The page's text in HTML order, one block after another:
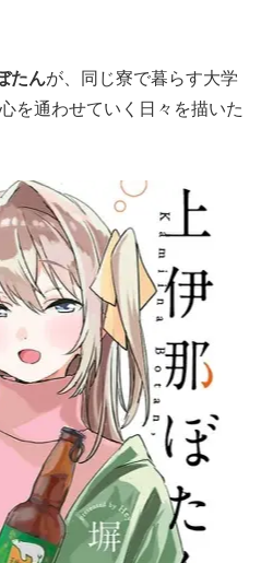
たんが、同じ寮で暮らす大学
を通わせていく日々を描いた